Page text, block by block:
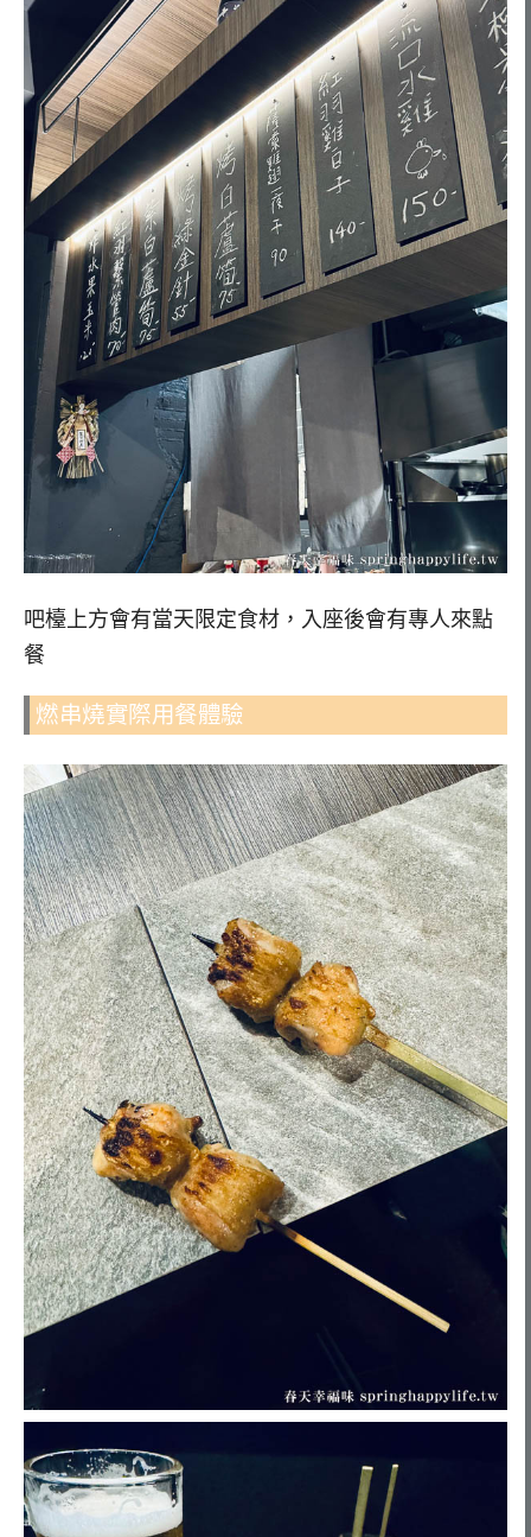
吧檯上方會有當天限定食材，入座後會有專人來點
餐
燃串燒實際用餐體驗